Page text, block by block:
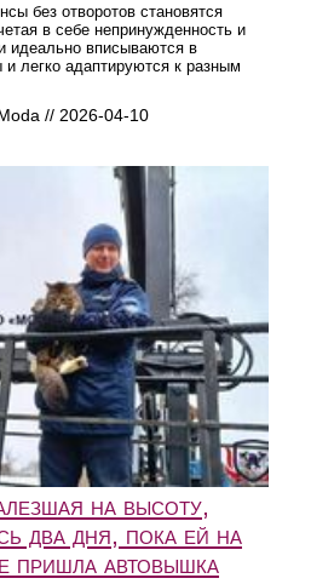
без отворотов становятся
в себе непринужденность и
идеально вписываются в
легко адаптируются к разным
// 2026-04-10
на высоту,
два дня, пока ей на
пришла автовышка